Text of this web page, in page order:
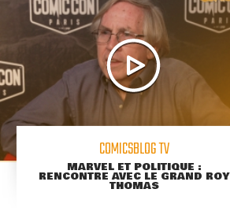
COMICSBLOG TV
MARVEL ET POLITIQUE :
RENCONTRE AVEC LE GRAND ROY
THOMAS